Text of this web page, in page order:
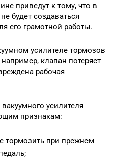
приведут к тому, что в
будет создаваться
его грамотной работы.
усилителе тормозов
клапан потеряет
рабочая
усилителя
признакам:
тормозить при прежнем